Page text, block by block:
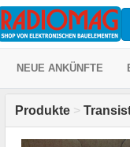
NEUE ANKÜNFTE
Produkte >